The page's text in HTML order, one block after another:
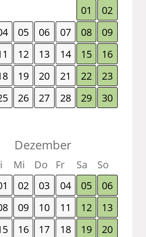
01
02
05 06 07 08
09
12 13 14 15
16
19 20 21 22
23
26 27 28 29
30
Dezember
Mi Do Fr Sa
So
02 03 04 05
06
09 10 11 12
13
16 17 18 19
20